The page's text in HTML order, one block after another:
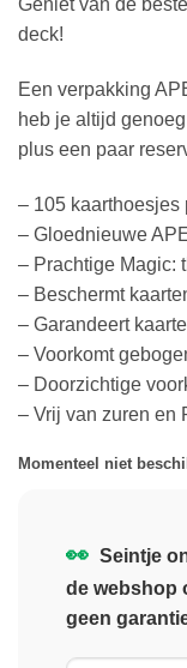
Geniet van de
deck!
Een verpakking
heb je altijd
plus een paar
– 105 kaarthoesjes
– Gloednieuwe
– Prachtige Magic:
– Beschermt
– Garandeert
– Voorkomt
– Doorzichtige
– Vrij van zuren en
Momenteel niet
👀 Seintje
de webshop
geen